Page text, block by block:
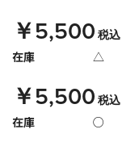
￥5,500税込
在庫 △
￥5,500税込
在庫 ○